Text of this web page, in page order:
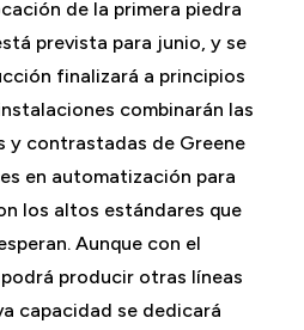
de la primera piedra
prevista para junio, y se
finalizará a principios
combinarán las
y contrastadas de Greene
en automatización para
los altos estándares que
Aunque con el
producir otras líneas
capacidad se dedicará